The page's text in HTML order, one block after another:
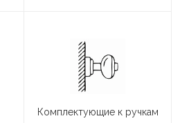
Комплектующие к ручкам